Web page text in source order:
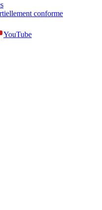
conforme
YouTube